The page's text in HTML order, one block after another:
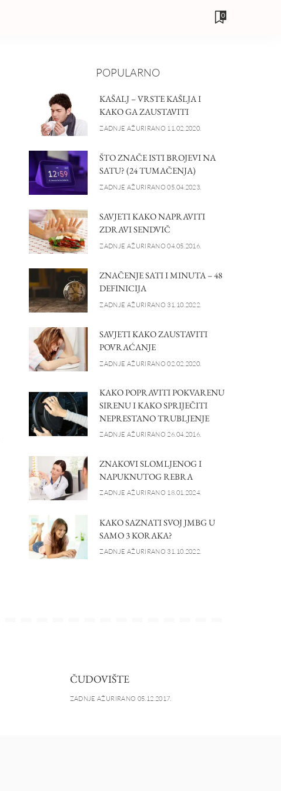
0
POPULARNO
KAŠALJ – VRSTE KAŠLJA I
KAKO GA ZAUSTAVITI
ZADNJE AŽURIRANO 11.02.2020.
ŠTO ZNAČE ISTI BROJEVI NA
SATU? (24 TUMAČENJA)
ZADNJE AŽURIRANO 05.04.2023.
SAVJETI KAKO NAPRAVITI
ZDRAVI SENDVIČ
ZADNJE AŽURIRANO 04.05.2016.
ZNAČENJE SATI I MINUTA – 48
DEFINICIJA
ZADNJE AŽURIRANO 31.10.2022.
SAVJETI KAKO ZAUSTAVITI
POVRAĆANJE
ZADNJE AŽURIRANO 02.02.2020.
KAKO POPRAVITI POKVARENU
SIRENU I KAKO SPRIJEČITI
NEPRESTANO TRUBLJENJE
ZADNJE AŽURIRANO 26.04.2016.
ZNAKOVI SLOMLJENOG I
NAPUKNUTOG REBRA
ZADNJE AŽURIRANO 18.01.2024.
KAKO SAZNATI SVOJ JMBG U
SAMO 3 KORAKA?
ZADNJE AŽURIRANO 31.10.2022.
ČUDOVIŠTE
ZADNJE AŽURIRANO 05.12.2017.